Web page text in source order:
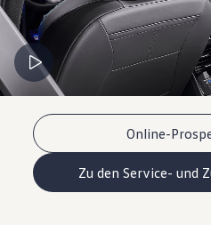
Online-
Zu den Service- und